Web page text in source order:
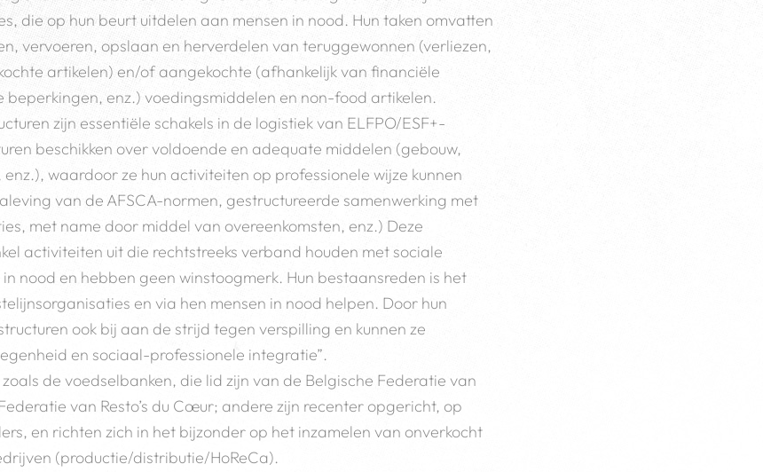
die op hun beurt uitdelen aan mensen in nood. Hun taken omvatten
vervoeren, opslaan en herverdelen van teruggewonnen (verliezen,
artikelen) en/of aangekochte (afhankelijk van financiële
beperkingen, enz.) voedingsmiddelen en non-food artikelen.
zijn essentiële schakels in de logistiek van ELFPO/ESF+-
beschikken over voldoende en adequate middelen (gebouw,
waardoor ze hun activiteiten op professionele wijze kunnen
van de AFSCA-normen, gestructureerde samenwerking met
met name door middel van overeenkomsten, enz.) Deze
activiteiten uit die rechtstreeks verband houden met sociale
nood en hebben geen winstoogmerk. Hun bestaansreden is het
en via hen mensen in nood helpen. Door hun
ook bij aan de strijd tegen verspilling en kunnen ze
en sociaal-professionele integratie”.
de voedselbanken, die lid zijn van de Belgische Federatie van
van Resto’s du Cœur; andere zijn recenter opgericht, op
en richten zich in het bijzonder op het inzamelen van onverkocht
(productie/distributie/HoReCa).